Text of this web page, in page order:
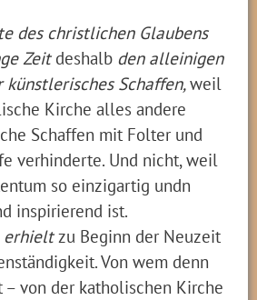
des christlichen Glaubens
Zeit deshalb den alleinigen
künstlerisches Schaffen,weil
Kirche alles andere
Schaffen mit Folter und
verhinderte. Und nicht, weil
so einzigartig undn
inspirierend ist.
erhieltzu Beginn der Neuzeit
Von wem denn
– von der katholischen Kirche